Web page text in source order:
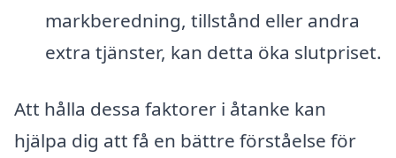
markberedning, tillstånd eller andra
extra tjänster, kan detta öka slutpriset.
Att hålla dessa faktorer i åtanke kan
hjälpa dig att få en bättre förståelse för